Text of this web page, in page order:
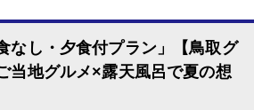
なし・夕食付プラン」【鳥取グ
当地グルメ×露天風呂で夏の想